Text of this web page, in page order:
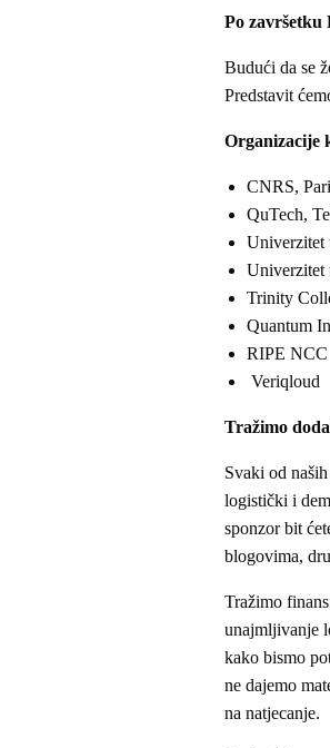
Po završetku
Budući da se
Predstavit
Organizacije
CNRS,
QuTech,
Univerzitet
Univerzitet
Trinity
Quantum
RIPE NCC
Veriqloud
Tražimo
Svaki od
logistički i
sponzor bit
blogovima,
Tražimo
unajmljivanje
kako bismo
ne dajemo
na natjecanje.